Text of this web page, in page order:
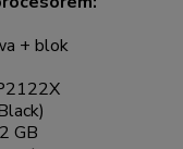
+ blok
GB